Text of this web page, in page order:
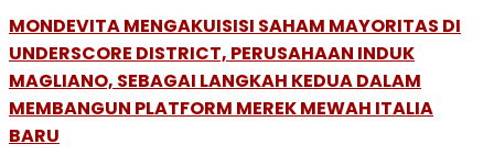
MONDEVITA MENGAKUISISI SAHAM MAYORITAS DI
UNDERSCORE DISTRICT, PERUSAHAAN INDUK
MAGLIANO, SEBAGAI LANGKAH KEDUA DALAM
MEMBANGUN PLATFORM MEREK MEWAH ITALIA
BARU